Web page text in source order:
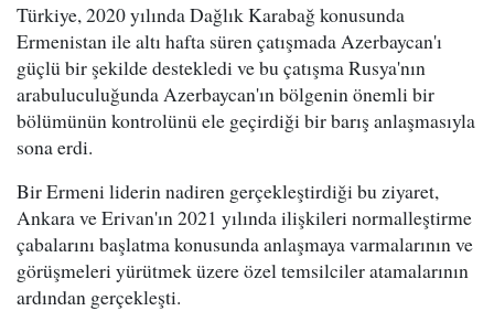
Türkiye, 2020 yılında Dağlık Karabağ konusunda
Ermenistan ile altı hafta süren çatışmada Azerbaycan'ı
güçlü bir şekilde destekledi ve bu çatışma Rusya'nın
arabuluculuğunda Azerbaycan'ın bölgenin önemli bir
bölümünün kontrolünü ele geçirdiği bir barış anlaşmasıyla
sona erdi.
Bir Ermeni liderin nadiren gerçekleştirdiği bu ziyaret,
Ankara ve Erivan'ın 2021 yılında ilişkileri normalleştirme
çabalarını başlatma konusunda anlaşmaya varmalarının ve
görüşmeleri yürütmek üzere özel temsilciler atamalarının
ardından gerçekleşti.